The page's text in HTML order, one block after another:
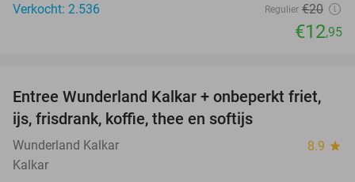
Verkocht: 2.536
Regulier €20
€12,95
32%
Entree Wunderland Kalkar + onbeperkt friet,
ijs, frisdrank, koffie, thee en softijs
Wunderland Kalkar 8.9 star
Kalkar